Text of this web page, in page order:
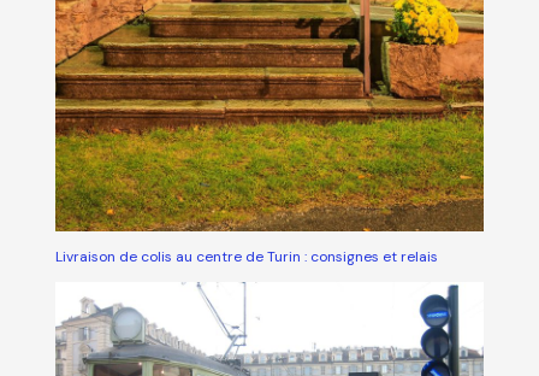
Livraison de colis au centre de Turin : consignes et relais